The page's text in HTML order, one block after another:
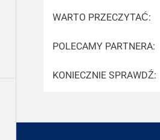
WARTO PRZECZYTAĆ:
POLECAMY PARTNERA:
KONIECZNIE SPRAWDŹ: